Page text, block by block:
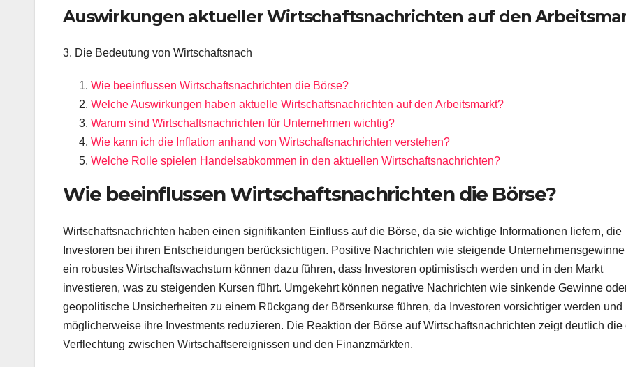
Auswirkungen aktueller Wirtschaftsnachrichten auf den
3. Die Bedeutung von Wirtschaftsnach
Wie beeinflussen Wirtschaftsnachrichten die Börse?
Welche Auswirkungen haben aktuelle Wirtschaftsnachrichten auf den Arbeitsmarkt?
Warum sind Wirtschaftsnachrichten für Unternehmen wichtig?
Wie kann ich die Inflation anhand von Wirtschaftsnachrichten verstehen?
Welche Rolle spielen Handelsabkommen in den aktuellen Wirtschaftsnachrichten?
Wie beeinflussen Wirtschaftsnachrichten die Börse?
Wirtschaftsnachrichten haben einen signifikanten Einfluss auf die Börse, da sie wichtige Informationen liefern, die
Investoren bei ihren Entscheidungen berücksichtigen. Positive Nachrichten wie steigende
ein robustes Wirtschaftswachstum können dazu führen, dass Investoren optimistisch werden und in den Markt
investieren, was zu steigenden Kursen führt. Umgekehrt können negative Nachrichten wie sinkende Gewinne
geopolitische Unsicherheiten zu einem Rückgang der Börsenkurse führen, da Investoren vorsichtiger werden und
möglicherweise ihre Investments reduzieren. Die Reaktion der Börse auf Wirtschaftsnachrichten zeigt deutlich die
Verflechtung zwischen Wirtschaftsereignissen und den Finanzmärkten.